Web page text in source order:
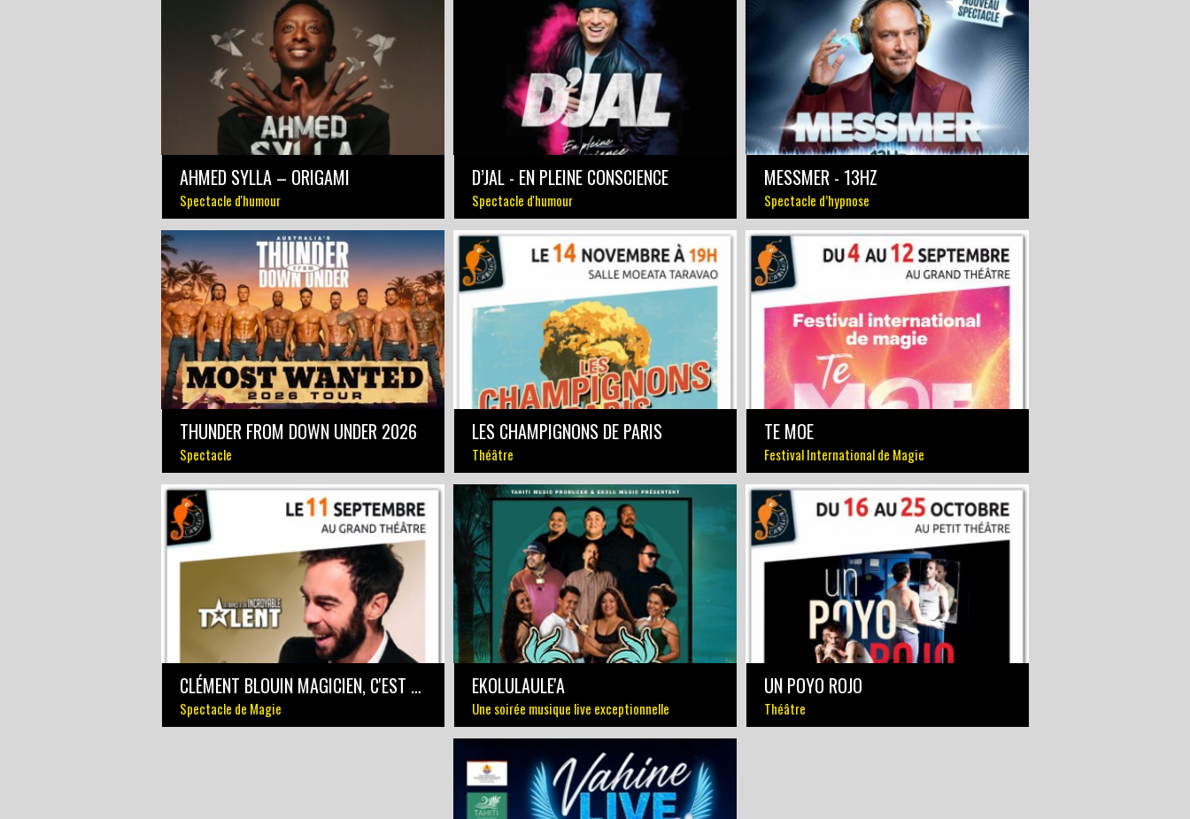
AHMED SYLLA – ORIGAMI
Spectacle d'humour
D’JAL - EN PLEINE CONSCIENCE
Spectacle d'humour
MESSMER - 13HZ
Spectacle d’hypnose
THUNDER FROM DOWN UNDER 2026
Spectacle
LES CHAMPIGNONS DE PARIS
Théâtre
TE MOE
Festival International de Magie
CLÉMENT BLOUIN MAGICIEN, C'EST PAS UN MÉTIER…
Spectacle de Magie
EKOLULAULE'A
Une soirée musique live exceptionnelle
UN POYO ROJO
Théâtre